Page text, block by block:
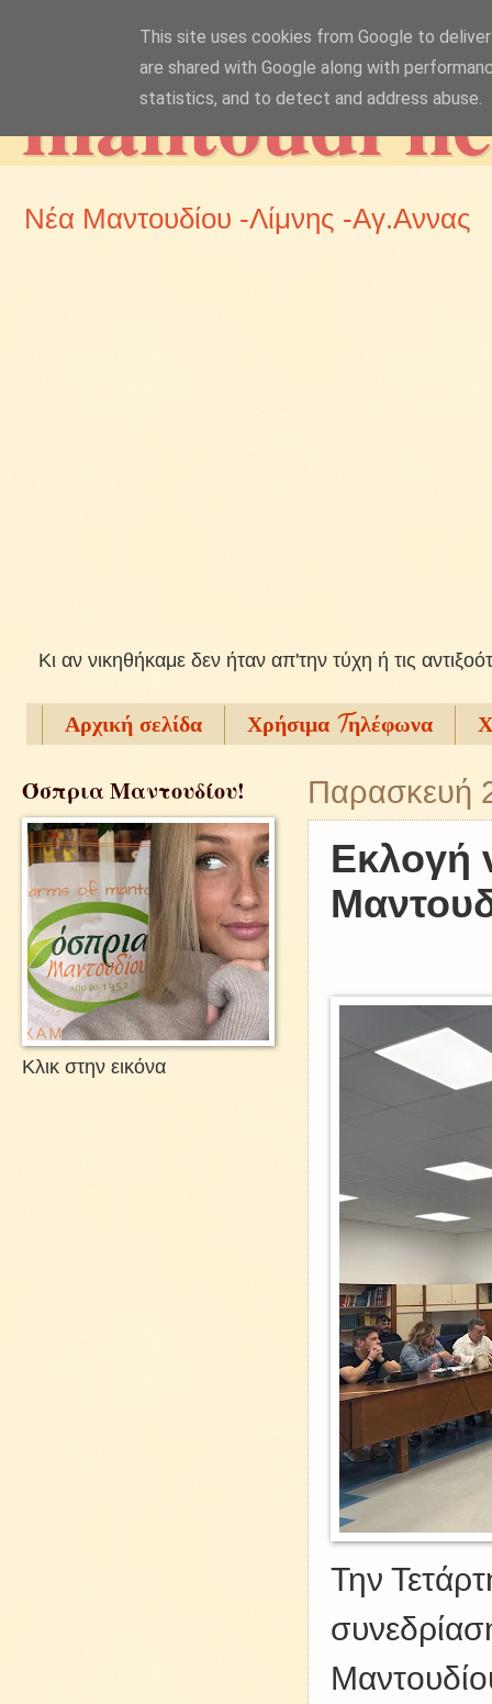
mantoudi
Νέα Μαντουδίου -Λίμνης -Αγ.Αννας
Kι αν νικηθήκαμε δεν ήταν απ'την τύχη ή τις
Αρχική σελίδα Χρήσιμα Tηλέφωνα
Παρασκευή
Εκλογή
Την
Όσπρια Μαντουδίου!
Κλικ στην εικόνα
This site uses cookies from Google to
are shared with Google along with
statistics, and to detect and address abuse.